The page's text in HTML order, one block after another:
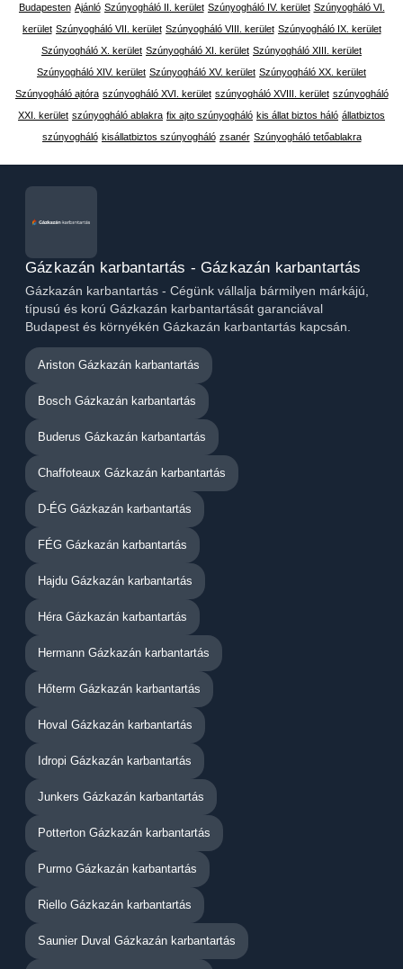
Budapesten Ajánló Szúnyogháló II. kerület Szúnyogháló IV. kerület Szúnyogháló VI.
kerület Szúnyogháló VII. kerület Szúnyogháló VIII. kerület Szúnyogháló IX. kerület
Szúnyogháló X. kerület Szúnyogháló XI. kerület Szúnyogháló XIII. kerület
Szúnyogháló XIV. kerület Szúnyogháló XV. kerület Szúnyogháló XX. kerület
Szúnyogháló ajtóra szúnyogháló XVI. kerület szúnyogháló XVIII. kerület szúnyogháló
XXI. kerület szúnyogháló ablakra fix ajto szúnyogháló kis állat biztos háló állatbiztos
szúnyogháló kisállatbiztos szúnyogháló zsanér Szúnyogháló tetőablakra
Gázkazán karbantartás - Gázkazán karbantartás
Gázkazán karbantartás - Cégünk vállalja bármilyen márkájú,
típusú és korú Gázkazán karbantartását garanciával
Budapest és környékén Gázkazán karbantartás kapcsán.
Ariston Gázkazán karbantartás
Bosch Gázkazán karbantartás
Buderus Gázkazán karbantartás
Chaffoteaux Gázkazán karbantartás
D-ÉG Gázkazán karbantartás
FÉG Gázkazán karbantartás
Hajdu Gázkazán karbantartás
Héra Gázkazán karbantartás
Hermann Gázkazán karbantartás
Hőterm Gázkazán karbantartás
Hoval Gázkazán karbantartás
Idropi Gázkazán karbantartás
Junkers Gázkazán karbantartás
Potterton Gázkazán karbantartás
Purmo Gázkazán karbantartás
Riello Gázkazán karbantartás
Saunier Duval Gázkazán karbantartás